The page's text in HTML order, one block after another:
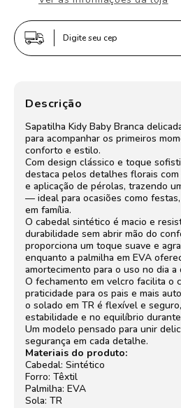
Baby
Branca
Delicada
Branca
Digite seu cep
Descrição
Sapatilha Kidy Baby Branca
para acompanhar os primeiros
conforto e estilo.
Com design clássico e toque
destaca pelos detalhes florais
e aplicação de pérolas, trazendo
— ideal para ocasiões como
em família.
O cabedal sintético é macio e
durabilidade sem abrir mão do
proporciona um toque suave e
enquanto a palmilha em EVA
amortecimento para o uso no dia a
O fechamento em velcro facilita o
praticidade para os pais e mais
o solado em TR é flexível e
estabilidade e no equilíbrio
Um modelo pensado para unir
segurança em cada detalhe.
Materiais do produto:
Cabedal: Sintético
Forro: Têxtil
Palmilha: EVA
Sola: TR